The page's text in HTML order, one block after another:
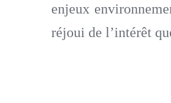
enjeux
réjoui de l’intérêt